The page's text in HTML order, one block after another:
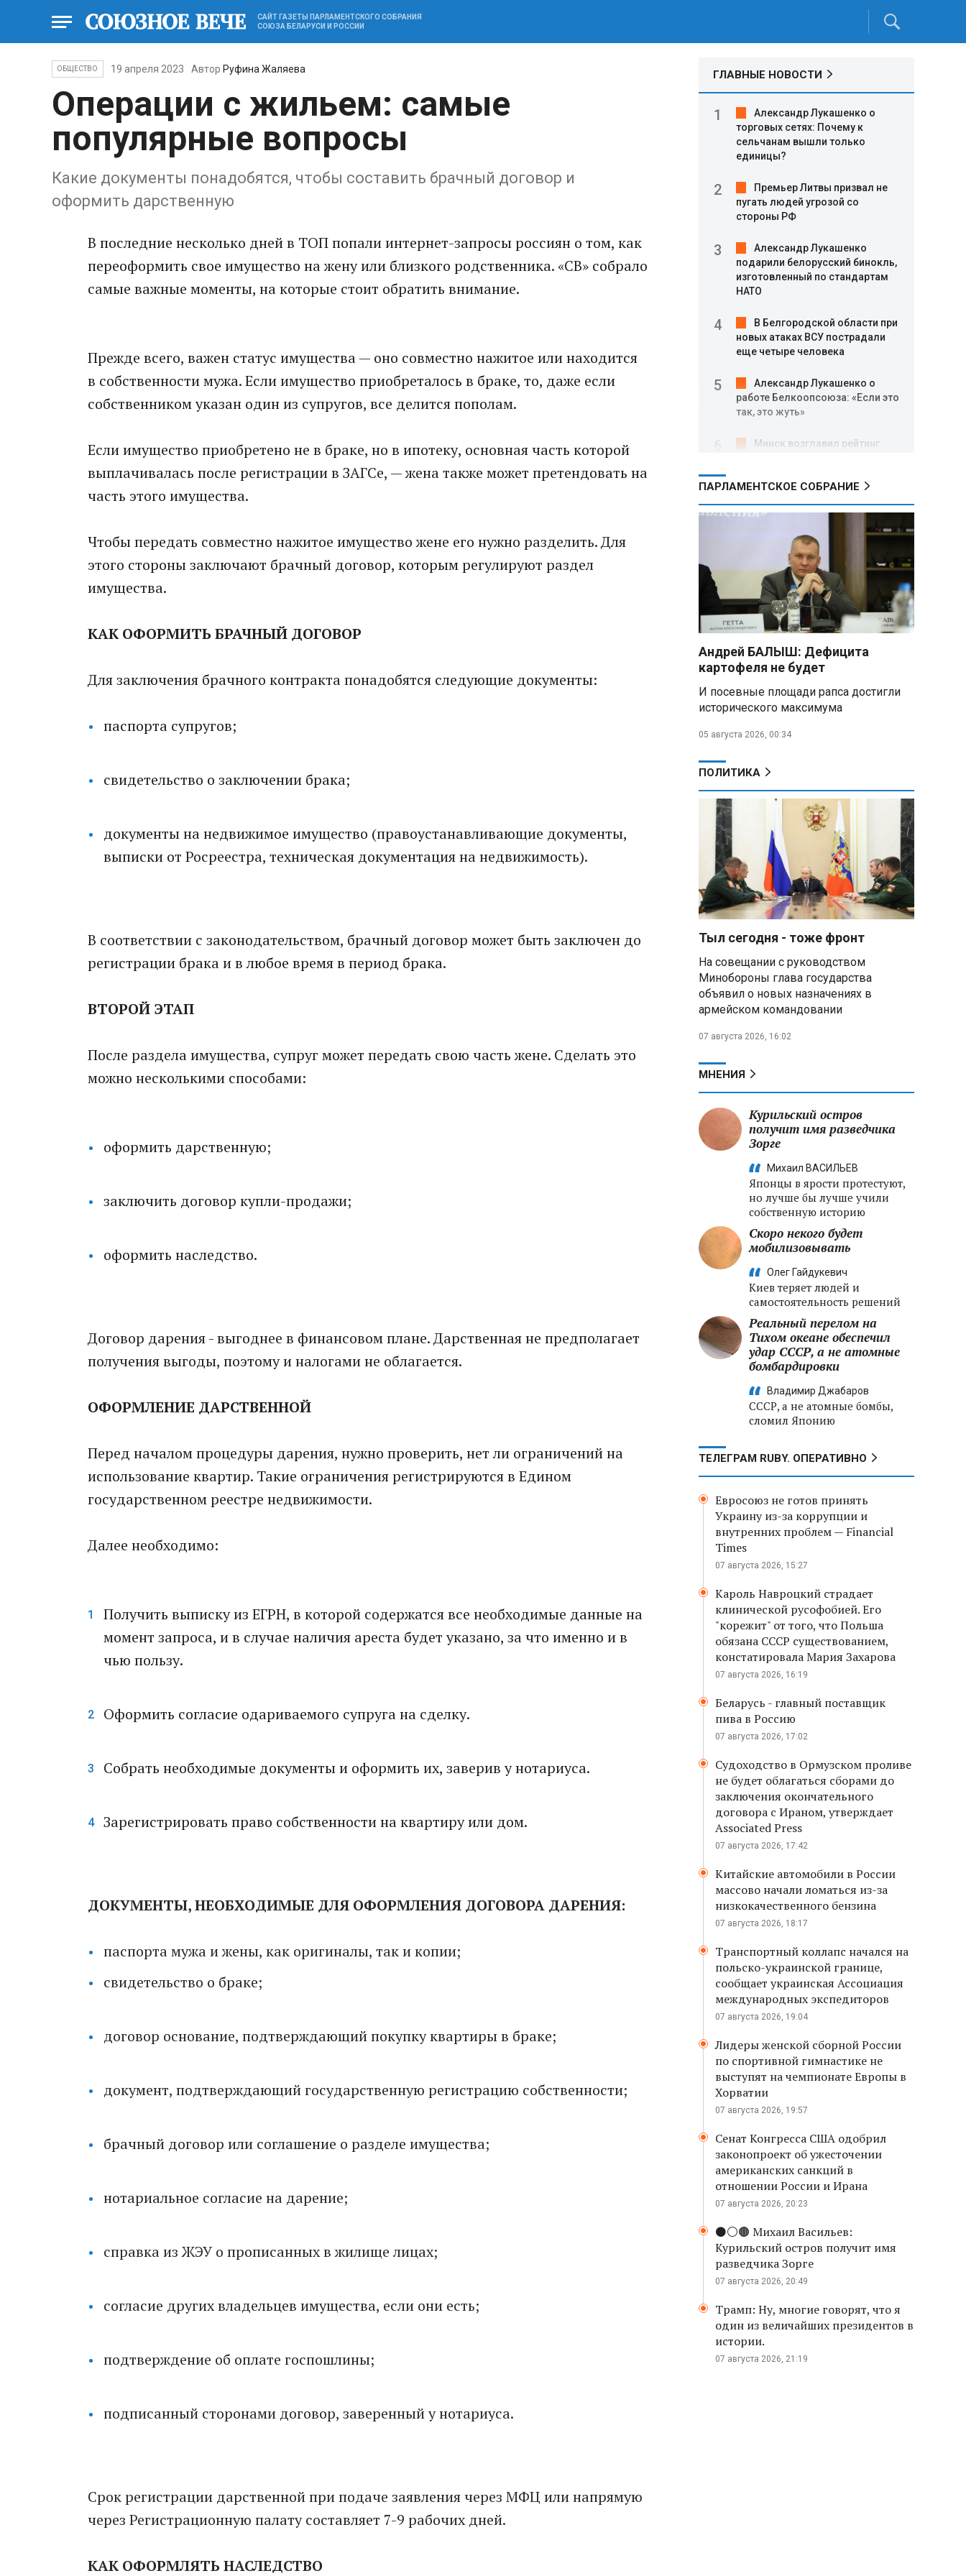
САЙТ ГАЗЕТЫ ПАРЛАМЕНТСКОГО СОБРАНИЯ
СОЮЗА БЕЛАРУСИ И РОССИИ
ОБЩЕСТВО 19 апреля 2023 Автор Руфина Жаляева
Операции с жильем: самые
популярные вопросы
Какие документы понадобятся, чтобы составить брачный договор и
оформить дарственную
В последние несколько дней в ТОП попали интернет-запросы россиян о том, как
переоформить свое имущество на жену или близкого родственника. «СВ» собрало
самые важные моменты, на которые стоит обратить внимание.
Прежде всего, важен статус имущества — оно совместно нажитое или находится
в собственности мужа. Если имущество приобреталось в браке, то, даже если
собственником указан один из супругов, все делится пополам.
Если имущество приобретено не в браке, но в ипотеку, основная часть которой
выплачивалась после регистрации в ЗАГСе, — жена также может претендовать на
часть этого имущества.
Чтобы передать совместно нажитое имущество жене его нужно разделить. Для
этого стороны заключают брачный договор, которым регулируют раздел
имущества.
КАК ОФОРМИТЬ БРАЧНЫЙ ДОГОВОР
Для заключения брачного контракта понадобятся следующие документы:
паспорта супругов;
свидетельство о заключении брака;
документы на недвижимое имущество (правоустанавливающие документы,
выписки от Росреестра, техническая документация на недвижимость).
В соответствии с законодательством, брачный договор может быть заключен до
регистрации брака и в любое время в период брака.
ВТОРОЙ ЭТАП
После раздела имущества, супруг может передать свою часть жене. Сделать это
можно несколькими способами:
оформить дарственную;
заключить договор купли-продажи;
оформить наследство.
Договор дарения - выгоднее в финансовом плане. Дарственная не предполагает
получения выгоды, поэтому и налогами не облагается.
ОФОРМЛЕНИЕ ДАРСТВЕННОЙ
Перед началом процедуры дарения, нужно проверить, нет ли ограничений на
использование квартир. Такие ограничения регистрируются в Едином
государственном реестре недвижимости.
Далее необходимо:
Получить выписку из ЕГРН, в которой содержатся все необходимые данные на
момент запроса, и в случае наличия ареста будет указано, за что именно и в
чью пользу.
Оформить согласие одариваемого супруга на сделку.
Собрать необходимые документы и оформить их, заверив у нотариуса.
Зарегистрировать право собственности на квартиру или дом.
ДОКУМЕНТЫ, НЕОБХОДИМЫЕ ДЛЯ ОФОРМЛЕНИЯ ДОГОВОРА ДАРЕНИЯ:
паспорта мужа и жены, как оригиналы, так и копии;
свидетельство о браке;
договор основание, подтверждающий покупку квартиры в браке;
документ, подтверждающий государственную регистрацию собственности;
брачный договор или соглашение о разделе имущества;
нотариальное согласие на дарение;
справка из ЖЭУ о прописанных в жилище лицах;
согласие других владельцев имущества, если они есть;
подтверждение об оплате госпошлины;
подписанный сторонами договор, заверенный у нотариуса.
Срок регистрации дарственной при подаче заявления через МФЦ или напрямую
через Регистрационную палату составляет 7-9 рабочих дней.
КАК ОФОРМЛЯТЬ НАСЛЕДСТВО
ГЛАВНЫЕ НОВОСТИ
Александр Лукашенко о
торговых сетях: Почему к
сельчанам вышли только
единицы?
Премьер Литвы призвал не
пугать людей угрозой со
стороны РФ
Александр Лукашенко
подарили белорусский бинокль,
изготовленный по стандартам
НАТО
В Белгородской области при
новых атаках ВСУ пострадали
еще четыре человека
Александр Лукашенко о
работе Белкоопсоюза: «Если это
так, это жуть»
Минск возглавил рейтинг
Минобороны РФ: при
освобождении Анискино ВСУ
понесли большие потери, часть
военных сдалась в плен
Александр Лукашенко:
Россияне «услышали батьку» и
скупают пустующие дома в
белорусских деревнях
Алесандр Лукашенко назвал
работу сельской торговли
возмутился «просрочкой и
тухлятиной»
Владимир Путин обсудил с
меры по защите инфраструктуры
Минобороны РФ: «Искандер»
уничтожил эшелон с техникой
ВСУ в Днепропетровской
области
Главы правительств ЕАЭС
подписали три соглашения по
e‑торговле, биржевому рынку и
ученым званиям
Александр Лукашенко:
Хотите «собирать сливки» в
городах — отвечайте и за
отдалённые деревни
Минобороны РФ: установлен
Харьковской области
криптообменников в «Москва-
Сити», через которую
украинские call-центры
ПАРЛАМЕНТСКОЕ СОБРАНИЕ
Андрей БАЛЫШ: Дефицита
картофеля не будет
И посевные площади рапса достигли
исторического максимума
05 августа 2026, 00:34
ПОЛИТИКА
Тыл сегодня - тоже фронт
На совещании с руководством
Минобороны глава государства
объявил о новых назначениях в
армейском командовании
07 августа 2026, 16:02
МНЕНИЯ
Курильский остров
получит имя разведчика
Зорге
Михаил ВАСИЛЬЕВ
Японцы в ярости протестуют,
но лучше бы лучше учили
собственную историю
Скоро некого будет
мобилизовывать
Олег Гайдукевич
Киев теряет людей и
самостоятельность решений
Реальный перелом на
Тихом океане обеспечил
удар СССР, а не атомные
бомбардировки
Владимир Джабаров
СССР, а не атомные бомбы,
сломил Японию
ТЕЛЕГРАМ RUBY. ОПЕРАТИВНО
Евросоюз не готов принять
Украину из-за коррупции и
внутренних проблем — Financial
Times
07 августа 2026, 15:27
Кароль Навроцкий страдает
клинической русофобией. Его
"корежит" от того, что Польша
обязана СССР существованием,
констатировала Мария Захарова
07 августа 2026, 16:19
Беларусь - главный поставщик
пива в Россию
07 августа 2026, 17:02
Судоходство в Ормузском проливе
не будет облагаться сборами до
заключения окончательного
договора с Ираном, утверждает
Associated Press
07 августа 2026, 17:42
Китайские автомобили в России
массово начали ломаться из-за
низкокачественного бензина
07 августа 2026, 18:17
Транспортный коллапс начался на
польско-украинской границе,
сообщает украинская Ассоциация
международных экспедиторов
07 августа 2026, 19:04
Лидеры женской сборной России
по спортивной гимнастике не
выступят на чемпионате Европы в
Хорватии
07 августа 2026, 19:57
Сенат Конгресса США одобрил
законопроект об ужесточении
американских санкций в
отношении России и Ирана
07 августа 2026, 20:23
⚫️⚪️🟤 Михаил Васильев:
Курильский остров получит имя
разведчика Зорге
07 августа 2026, 20:49
Трамп: Ну, многие говорят, что я
один из величайших президентов в
истории.
07 августа 2026, 21:19